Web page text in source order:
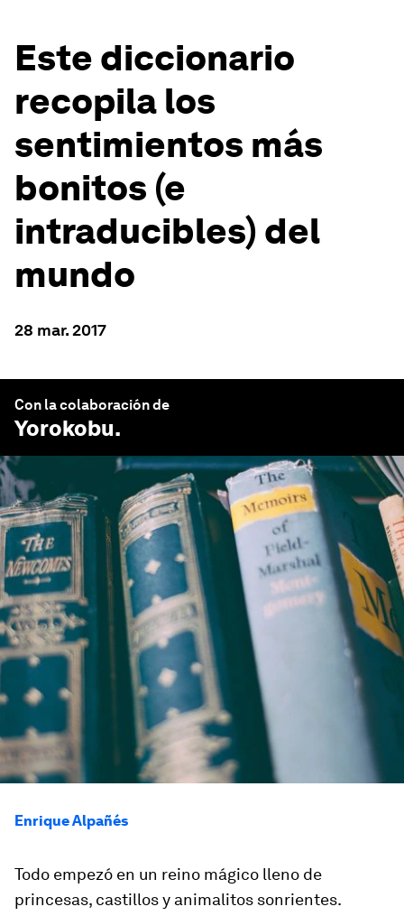
Este diccionario
recopila los
sentimientos más
bonitos (e
intraducibles) del
mundo
28 mar. 2017
Con la colaboración de
Yorokobu.
Enrique Alpañés
Todo empezó en un reino mágico lleno de
princesas, castillos y animalitos sonrientes.